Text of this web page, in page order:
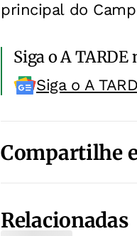
principal do
Siga o A TARDE
Siga o A
Compartilhe
Relacionadas